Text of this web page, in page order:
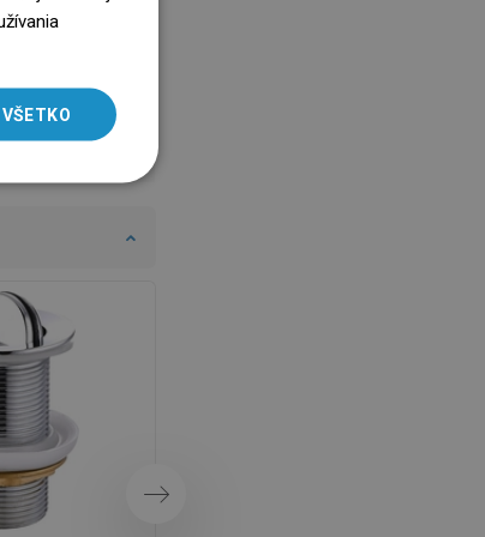
Ďalej
LITHUANIAN
ROMANIAN
UKRAINIAN
ESTONIAN
DUTCH